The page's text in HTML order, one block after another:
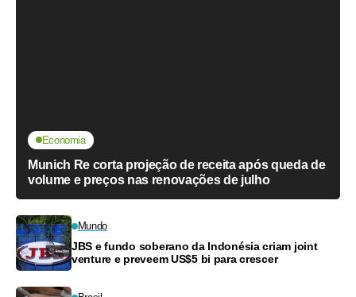
Economia
Munich Re corta projeção de receita após queda de
volume e preços nas renovações de julho
Mundo
JBS e fundo soberano da Indonésia criam joint
venture e preveem US$5 bi para crescer